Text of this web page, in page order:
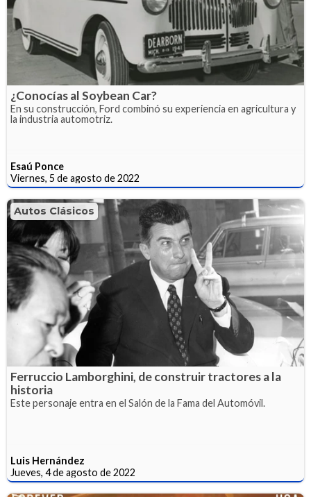
¿Conocías al Soybean Car?
En su construcción, Ford combinó su experiencia en agricultura y
la industria automotriz.
Esaú Ponce
Viernes, 5 de agosto de 2022
Autos Clásicos
Ferruccio Lamborghini, de construir tractores a la
historia
Este personaje entra en el Salón de la Fama del Automóvil.
Luis Hernández
Jueves, 4 de agosto de 2022